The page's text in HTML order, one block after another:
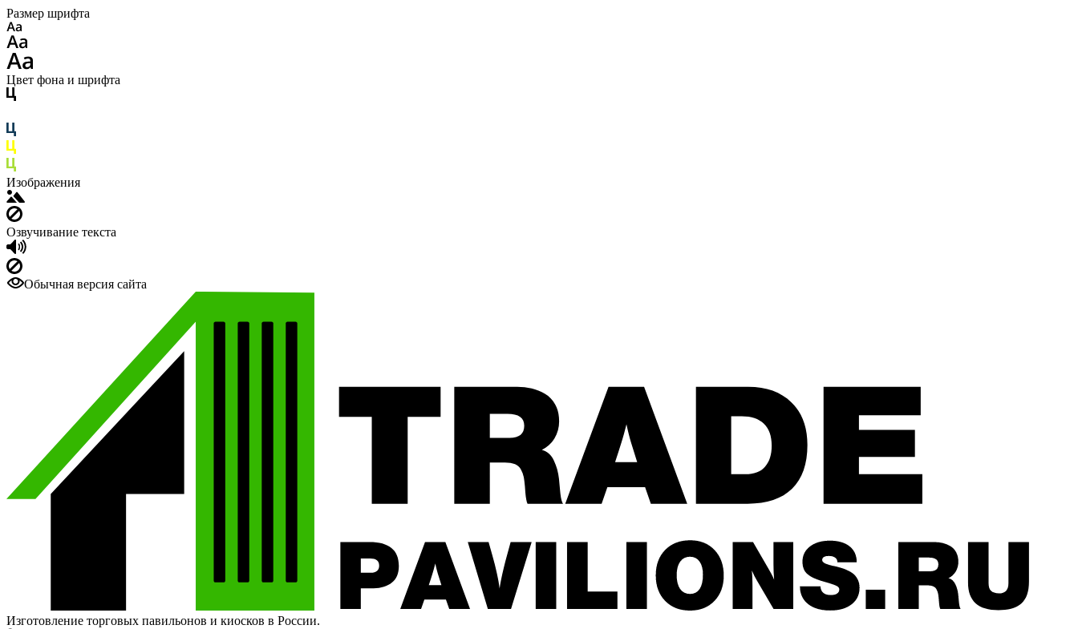
Размер шрифта
Цвет фона и шрифта
Изображения
Озвучивание текста
Обычная версия сайта
Изготовление торговых павильонов и киосков в России.